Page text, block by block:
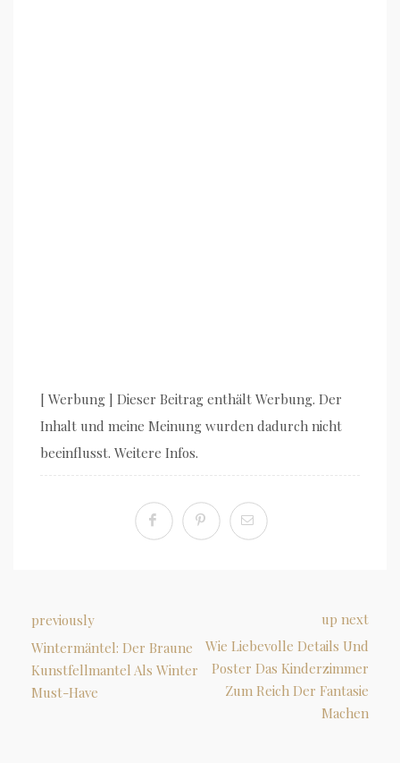
[ Werbung ] Dieser Beitrag enthält Werbung. Der
Inhalt und meine Meinung wurden dadurch nicht
beeinflusst. Weitere Infos.
previously
Wintermäntel: Der Braune
Kunstfellmantel Als Winter
Must-Have
up next
Wie Liebevolle Details Und
Poster Das Kinderzimmer
Zum Reich Der Fantasie
Machen